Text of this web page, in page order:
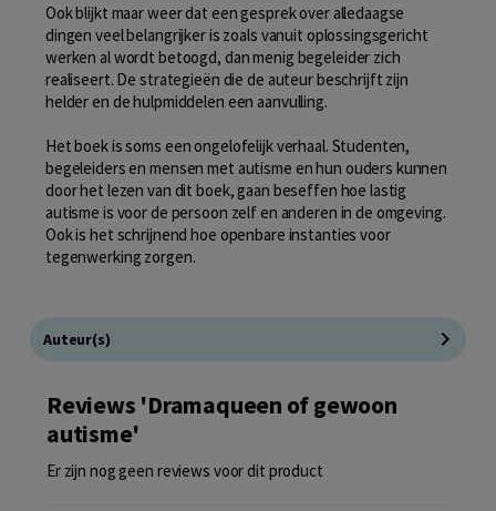
Ook blijkt maar weer dat een gesprek over alledaagse
dingen veel belangrijker is zoals vanuit oplossingsgericht
werken al wordt betoogd, dan menig begeleider zich
realiseert. De strategieën die de auteur beschrijft zijn
helder en de hulpmiddelen een aanvulling.
Het boek is soms een ongelofelijk verhaal. Studenten,
begeleiders en mensen met autisme en hun ouders kunnen
door het lezen van dit boek, gaan beseffen hoe lastig
autisme is voor de persoon zelf en anderen in de omgeving.
Ook is het schrijnend hoe openbare instanties voor
tegenwerking zorgen.
Auteur(s)
Reviews 'Dramaqueen of gewoon
autisme'
Er zijn nog geen reviews voor dit product